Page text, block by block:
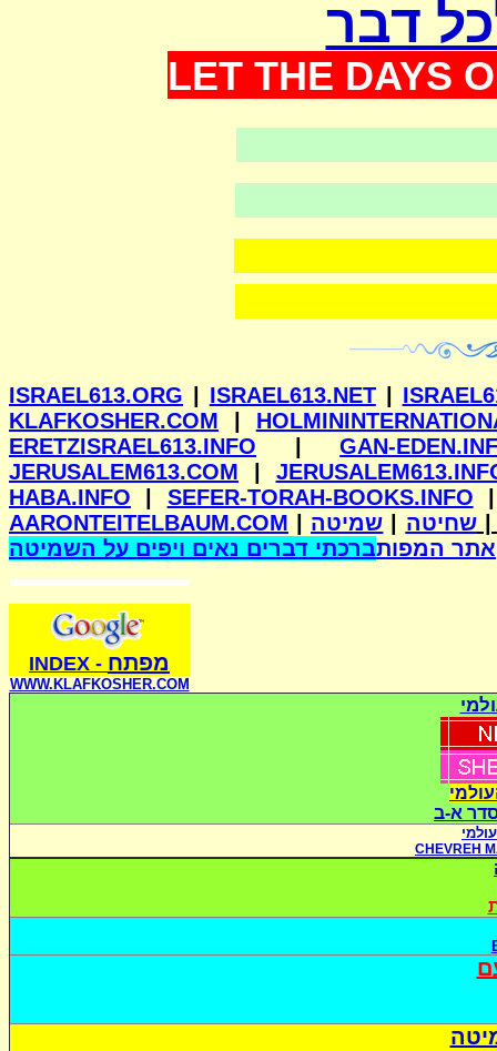
דבר
LET THE DAYS
ISRAEL613.ORG ISRAEL613.NET|
KLAFKOSHER.COM
ERETZISRAEL613.INFO |GAN-
JERUSALEM613.COM
HABA.INFO
SEFER-TORAH-BOOKS.INFO
AARONTEITELBAUM.COM
שמיטה שחיטה
ברכתי דברים נאים ויפים על השמיטהאתר המפות
מפתח -
INDEX
WWW.KLAFKOSHER.COM
סדר א-ב
CHEVREH